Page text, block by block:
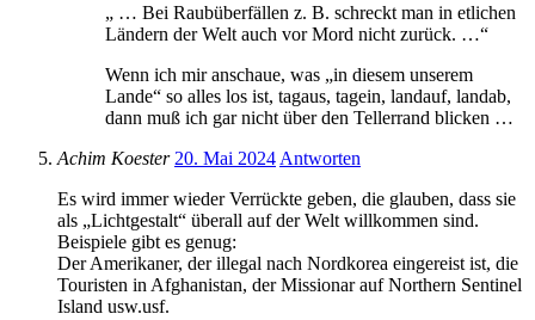
„ … Bei Raubüberfällen z. B. schreckt man in etlichen
Ländern der Welt auch vor Mord nicht zurück. …“
Wenn ich mir anschaue, was „in diesem unserem
Lande“ so alles los ist, tagaus, tagein, landauf, landab,
dann muß ich gar nicht über den Tellerrand blicken …
Achim Koester 20. Mai 2024 Antworten
Es wird immer wieder Verrückte geben, die glauben, dass sie
als „Lichtgestalt“ überall auf der Welt willkommen sind.
Beispiele gibt es genug:
Der Amerikaner, der illegal nach Nordkorea eingereist ist, die
Touristen in Afghanistan, der Missionar auf Northern Sentinel
Island usw.usf.